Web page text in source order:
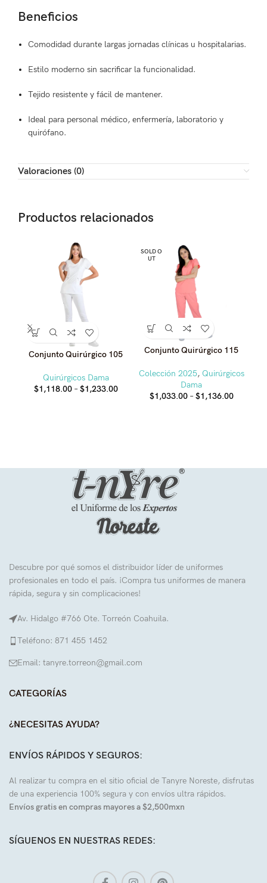
Beneficios
Comodidad durante largas jornadas clínicas u hospitalarias.
Estilo moderno sin sacrificar la funcionalidad.
Tejido resistente y fácil de mantener.
Ideal para personal médico, enfermería, laboratorio y
quirófano.
Valoraciones (0)
Productos relacionados
Conjunto Quirúrgico 105
Quirúrgicos Dama
$1,118.00 – $1,233.00Price
SOLD O
UT
Conjunto Quirúrgico 115
Colección 2025, Quirúrgicos
Dama
$1,033.00 – $1,136.00Price
Descubre por qué somos el distribuidor líder de uniformes
profesionales en todo el país. ¡Compra tus uniformes de manera
rápida, segura y sin complicaciones!
Av. Hidalgo #766 Ote. Torreón Coahuila.
Teléfono: 871 455 1452
Email: tanyre.torreon@gmail.com
CATEGORÍAS
¿NECESITAS AYUDA?
ENVÍOS RÁPIDOS Y SEGUROS:
Al realizar tu compra en el sitio oficial de Tanyre Noreste, disfrutas
de una experiencia 100% segura y con envíos ultra rápidos.
Envíos gratis en compras mayores a $2,500mxn
SÍGUENOS EN NUESTRAS REDES: